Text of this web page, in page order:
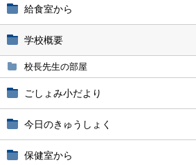
給食室から
学校概要
校長先生の部屋
ごしょみ小だより
今日のきゅうしょく
保健室から